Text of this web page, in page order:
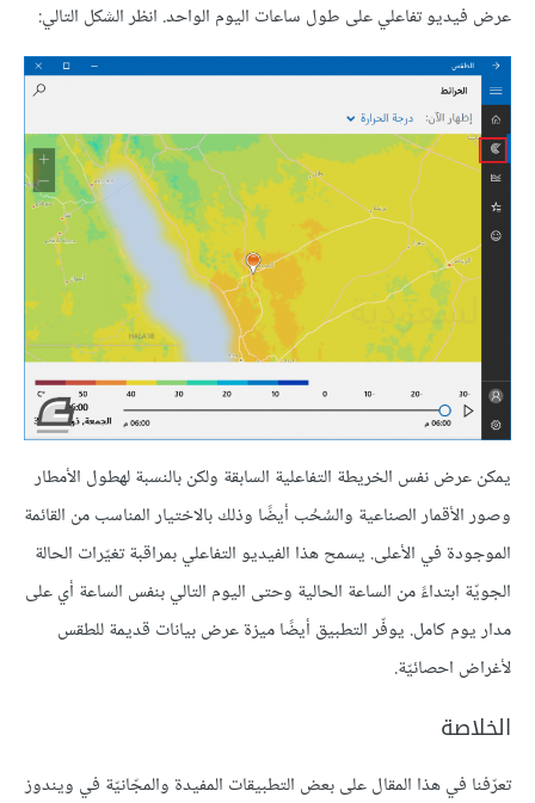
عرض فيديو تفاعلي على طول ساعات اليوم الواحد. انظر الشكل التالي:
يمكن عرض نفس الخريطة التفاعلية السابقة ولكن بالنسبة لهطول الأمطار
وصور الأقمار الصناعية والسُحُب أيضًا وذلك بالاختيار المناسب من القائمة
الموجودة في الأعلى. يسمح هذا الفيديو التفاعلي بمراقبة تغيّرات الحالة
الجويّة ابتداءً من الساعة الحالية وحتى اليوم التالي بنفس الساعة أي على
مدار يوم كامل. يوفّر التطبيق أيضًا ميزة عرض بيانات قديمة للطقس
لأغراض احصائيّة.
الخلاصة
تعرّفنا في هذا المقال على بعض التطبيقات المفيدة والمجّانيّة في ويندوز